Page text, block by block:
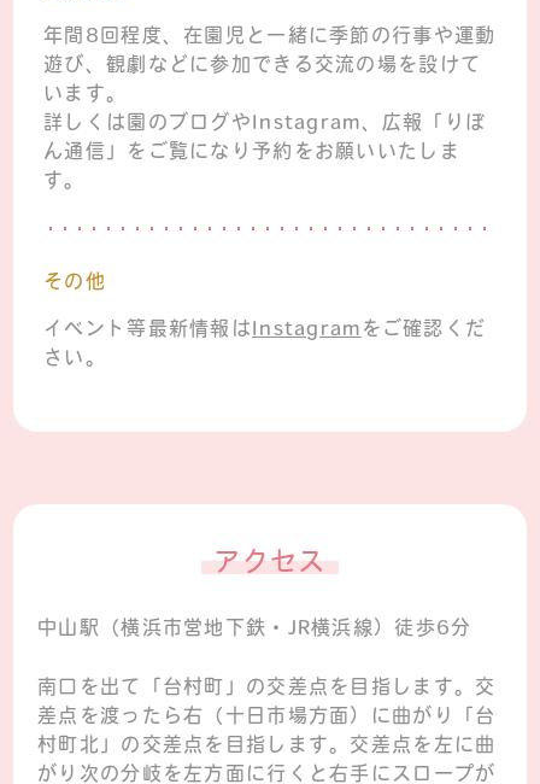
年間8回程度、在園児と一緒に季節の行事や運動
遊び、観劇などに参加できる交流の場を設けて
います。
詳しくは園のブログやInstagram、広報「りぼ
ん通信」をご覧になり予約をお願いいたしま
す。
その他
イベント等最新情報は Instagram をご確認くだ
さい。
アクセス
中山駅（横浜市営地下鉄・JR横浜線）徒歩6分
南口を出て「台村町」の交差点を目指します。交
差点を渡ったら右（十日市場方面）に曲がり「台
村町北」の交差点を目指します。交差点を左に曲
がり次の分岐を左方面に行くと右手にスロープが